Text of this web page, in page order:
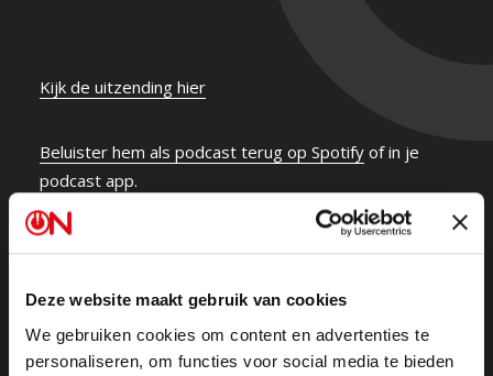
Deze website maakt gebruik van cookies
We gebruiken cookies om content en advertenties te
personaliseren, om functies voor social media te bieden
Kijk de uitzending hier
Beluister hem als podcast terug op Spotify of in je
podcast app.
Verkenner Ronald Plasterk presenteerde gister zijn
dichterbij? Voormalig PVV Eerste en Tweede Kamerlid
Reinette Klever heeft het antwoord.